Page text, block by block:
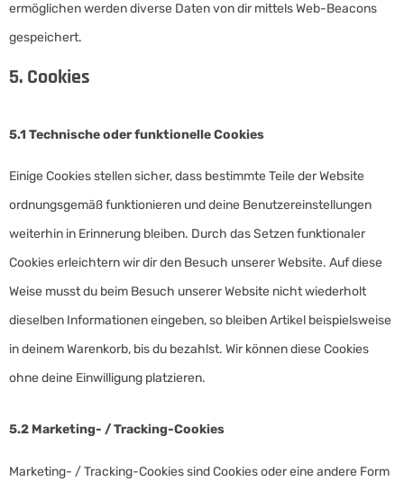
ermöglichen werden diverse Daten von dir mittels Web-Beacons
gespeichert.
5. Cookies
5.1 Technische oder funktionelle Cookies
Einige Cookies stellen sicher, dass bestimmte Teile der Website
ordnungsgemäß funktionieren und deine Benutzereinstellungen
weiterhin in Erinnerung bleiben. Durch das Setzen funktionaler
Cookies erleichtern wir dir den Besuch unserer Website. Auf diese
Weise musst du beim Besuch unserer Website nicht wiederholt
dieselben Informationen eingeben, so bleiben Artikel beispielsweise
in deinem Warenkorb, bis du bezahlst. Wir können diese Cookies
ohne deine Einwilligung platzieren.
5.2 Marketing- / Tracking-Cookies
Marketing- / Tracking-Cookies sind Cookies oder eine andere Form